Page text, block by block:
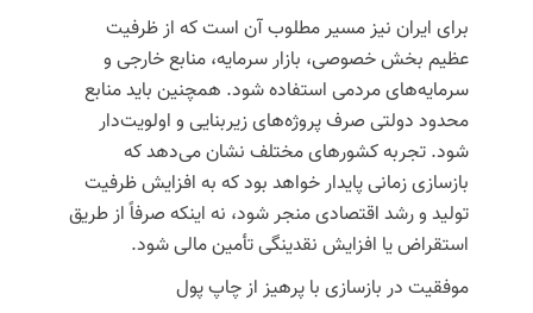
برای ایران نیز مسیر مطلوب آن است که از ظرفیت
عظیم بخش خصوصی، بازار سرمایه، منابع خارجی و
سرمایه‌های مردمی استفاده شود. همچنین باید منابع
محدود دولتی صرف پروژه‌های زیربنایی و اولویت‌دار
شود. تجربه کشورهای مختلف نشان می‌دهد که
بازسازی زمانی پایدار خواهد بود که به افزایش ظرفیت
تولید و رشد اقتصادی منجر شود، نه اینکه صرفاً از طریق
استقراض یا افزایش نقدینگی تأمین مالی شود.
موفقیت در بازسازی با پرهیز از چاپ پول